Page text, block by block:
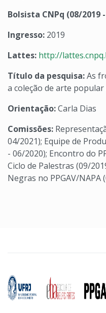
Bolsista CNPq (08/2019
Ingresso: 2019
Lattes: http://
Título da pesquisa:As
a coleção de arte popular
Orientação:Carla Dias
Comissões:
04/2021); Equipe de
- 06/2020); Encontro do
Ciclo de Palestras (09/
Negras no PPGAV/